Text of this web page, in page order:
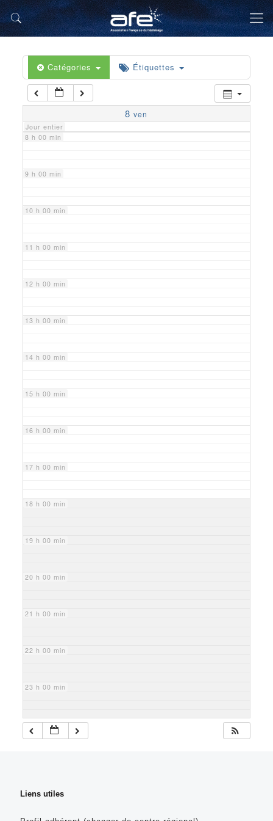
Catégories Étiquettes
8 ven
Jour entier
5 h 00 min
6 h 00 min
7 h 00 min
8 h 00 min
9 h 00 min
10 h 00 min
11 h 00 min
12 h 00 min
13 h 00 min
14 h 00 min
15 h 00 min
16 h 00 min
17 h 00 min
18 h 00 min
19 h 00 min
20 h 00 min
21 h 00 min
22 h 00 min
23 h 00 min
Liens utiles